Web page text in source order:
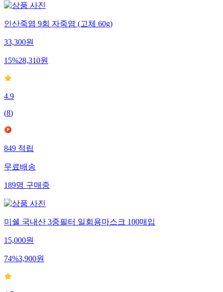
인산죽염 9회 자죽염 (고체 60g)
33,300원
15%28,310원
4.9
(8)
849적립
무료배송
189명구매중
미쉘 국내산 3중필터 일회용마스크 100매입
15,000원
74%3,900원